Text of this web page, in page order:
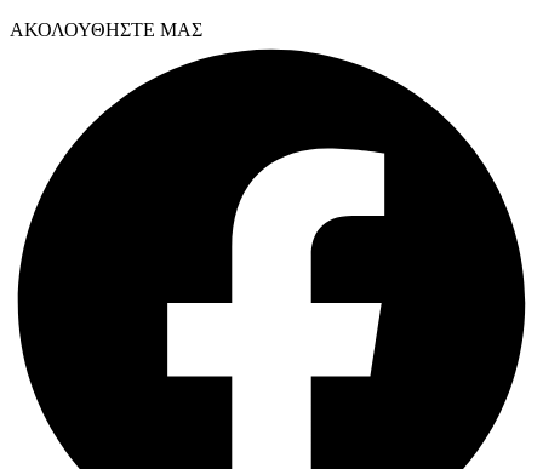
ΑΚΟΛΟΥΘΗΣΤΕ ΜΑΣ